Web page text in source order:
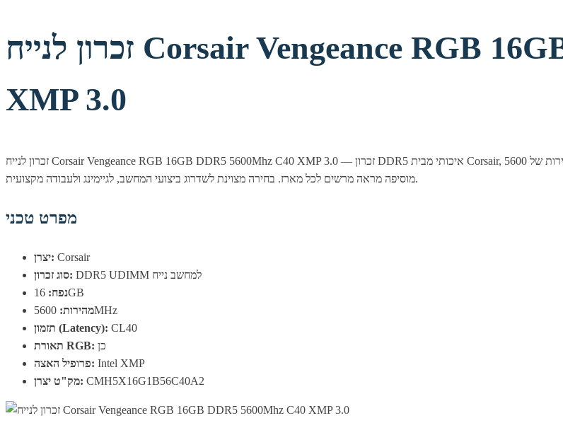
זכרון לנייח Corsair Vengeance RGB 16GB DDR5 5600Mhz C40
XMP 3.0
זכרון לנייח Corsair Vengeance RGB 16GB DDR5 5600Mhz C40 XMP 3.0 — זכרון DDR5 איכותי מבית Corsair, המשלב מהירות של 5600MHz עם אמינות ותאימות מלאה למערכות מודרניות. תאורת ה-RGB המובנית
מוסיפה מראה מרשים לכל מארז. בחירה מצוינת לשדרוג ביצועי המחשב, לגיימינג ולעבודה מקצועית.
מפרט טכני
יצרן: Corsair
סוג זכרון:
DDR5 UDIMM למחשב נייח
נפח:16GB
מהירות:5600MHz
תזמון (Latency): CL40
תאורת RGB: כן
פרופיל האצה: Intel XMP
מק"ט יצרן: CMH5X16G1B56C40A2